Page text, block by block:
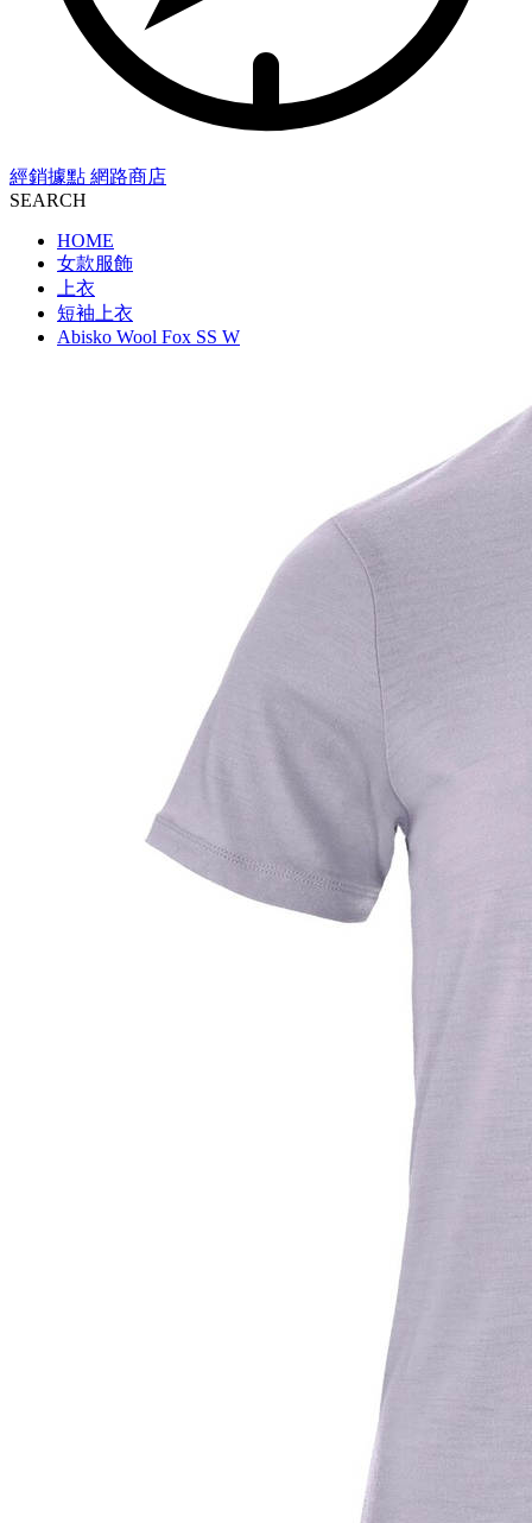
經銷據點 網路商店
SEARCH
HOME
女款服飾
上衣
短袖上衣
Abisko Wool Fox SS W